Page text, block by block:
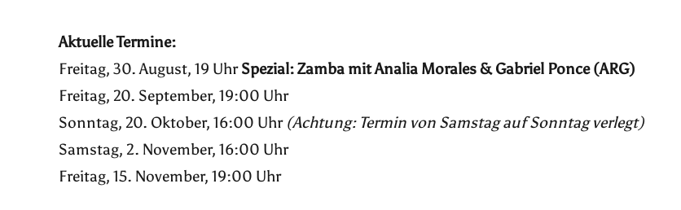
Aktuelle Termine:
Freitag, 30. August, 19 UhrSpezial: Zamba mit Analia Morales & Gabriel Ponce (ARG)
Freitag, 20. September, 19:00 Uhr
Sonntag, 20. Oktober, 16:00 Uhr (Achtung: Termin von Samstag auf Sonntag verlegt)
Samstag, 2. November, 16:00 Uhr
Freitag, 15. November, 19:00 Uhr